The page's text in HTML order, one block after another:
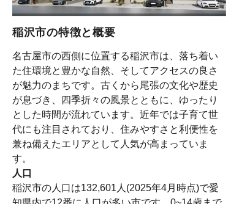
稲沢市の特徴と概要
名古屋市の西側に位置する稲沢市は、落ち着い
た住環境と豊かな自然、そしてアクセスの良さ
が魅力のまちです。古くから尾張の文化や歴史
が息づき、四季折々の風景とともに、ゆったり
とした時間が流れています。近年では子育て世
代にも注目されており、住みやすさと利便性を
兼ね備えたエリアとして人気が高まっていま
す。
人口
稲沢市の人口は132,601人(2025年4月時点)で愛